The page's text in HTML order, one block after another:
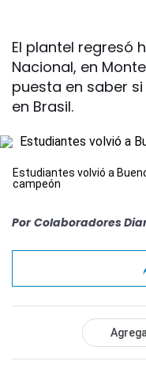
El plantel regresó
Nacional, en
puesta en saber
en Brasil.
Estudiantes volvió a
campeón
Por Colaboradores